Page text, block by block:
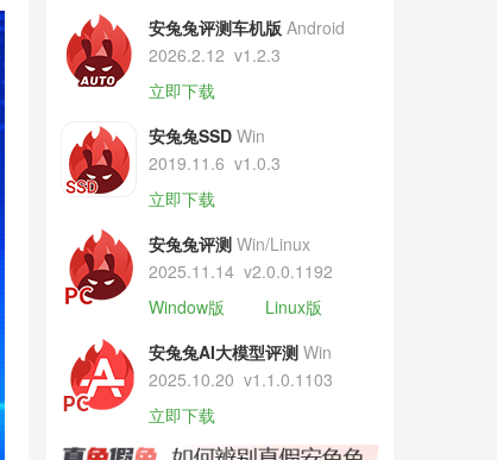
安兔兔评测车机版 Android
2026.2.12 v1.2.3
立即下载
安兔兔SSD Win
2019.11.6 v1.0.3
立即下载
安兔兔评测 Win/Linux
2025.11.14 v2.0.0.1192
Window版
Linux版
安兔兔AI大模型评测 Win
2025.10.20 v1.1.0.1103
立即下载